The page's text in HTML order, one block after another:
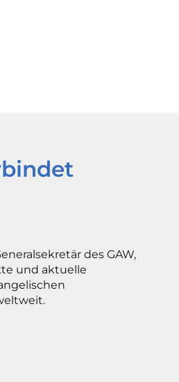
des GAW,
und aktuelle